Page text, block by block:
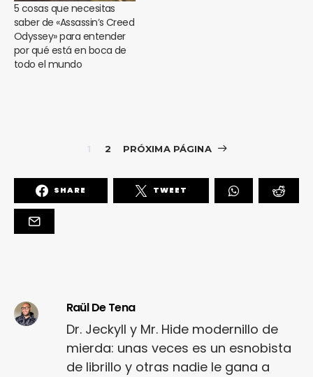
5 cosas que necesitas
saber de «Assassin’s Creed
Odyssey» para entender
por qué está en boca de
todo el mundo
1 2 PRÓXIMA PÁGINA
SHARE TWEET
Raül De Tena
Dr. Jeckyll y Mr. Hide modernillo de
mierda: unas veces es un esnobista
de librillo y otras nadie le gana a